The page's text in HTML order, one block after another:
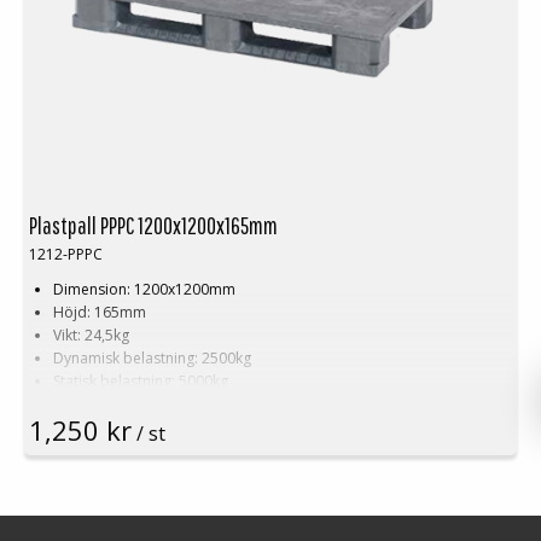
Plastpall PPPC 1200x1200x165mm
1212-PPPC
Dimension: 1200x1200mm
Höjd: 165mm
Vikt: 24,5kg
Dynamisk belastning: 2500kg
Statisk belastning: 5000kg
Material: Recycled PP
Toppkant är standard (kan levereras utan toppkant)
1,250 kr/ st